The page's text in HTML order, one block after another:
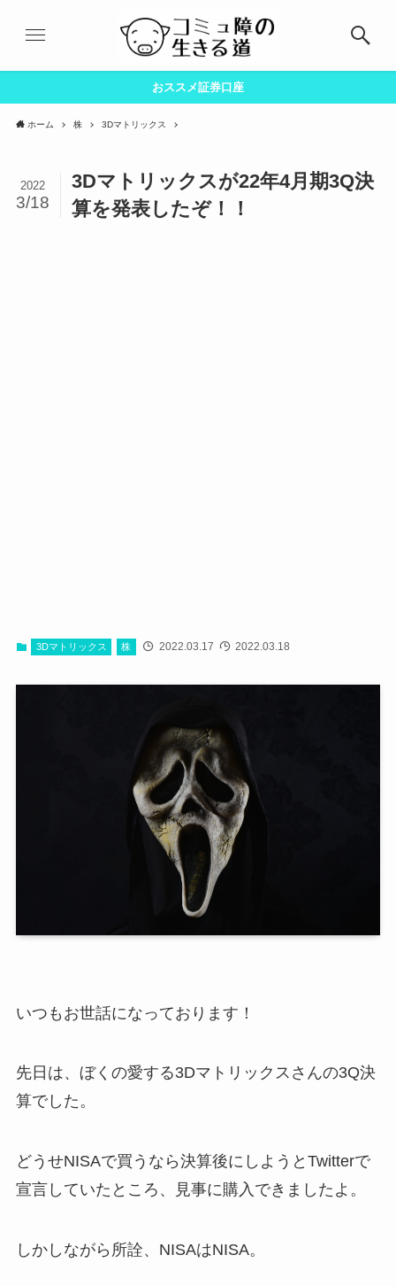
おススメ証券口座
ホーム 株 3Dマトリックス
3Dマトリックスが22年4月期3Q決
算を発表したぞ！！
2022
3/18
3Dマトリックス 株 2022.03.17 2022.03.18
いつもお世話になっております！
先日は、ぼくの愛する3Dマトリックスさんの3Q決
算でした。
どうせNISAで買うなら決算後にしようとTwitterで
宣言していたところ、見事に購入できましたよ。
しかしながら所詮、NISAはNISA。